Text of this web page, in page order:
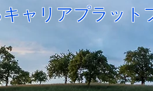
ャリアプラット